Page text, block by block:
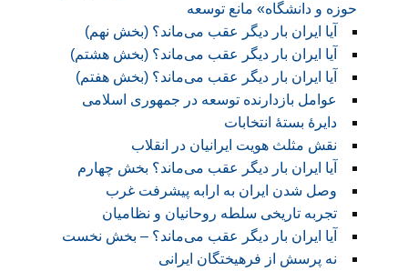
حوزه و دانشگاه» مانع توسعه
آیا ایران بار دیگر عقب می‌ماند؟ (بخش نهم)
آیا ایران بار دیگر عقب می‌ماند؟ (بخش هشتم)
آیا ایران بار دیگر عقب می‌ماند؟ (بخش هفتم)
عوامل بازدارنده توسعه در جمهوری اسلامی
دایرۀ بستۀ انتخابات
نقش مثلث هویت ایرانیان در انقلاب
آیا ایران بار دیگر عقب می‌ماند؟ بخش چهارم
وصل شدن ایران به ارابه پیشرفت غرب
تجربه تاریخی سلطه روحانیان و نظامیان
آیا ایران بار دیگر عقب می‌ماند؟ – بخش نخست
نه پرسش از فرهیختگان ایرانی